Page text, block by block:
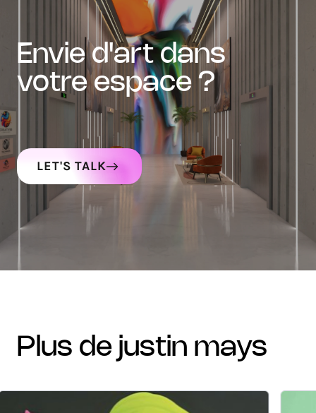
envie d'art dans
votre espace ?
LET'S TALK
plus de justin mays